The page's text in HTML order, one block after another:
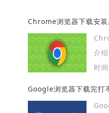
Chrome浏览器下载安
介
速
时
Google浏览器下载完打